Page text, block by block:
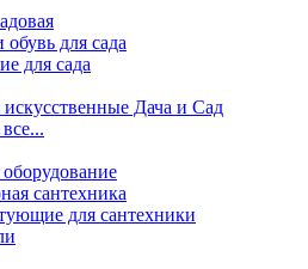
для сада
для сада
искусственные Дача и Сад
сантехника
для сантехники